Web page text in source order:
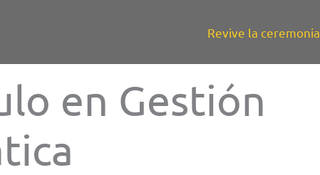
Revive la ceremonia
en Gestión